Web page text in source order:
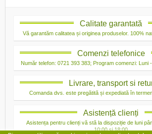
Calitate garantată
Vă garantăm calitatea și originea produselor. 100%
Comenzi telefonice
Număr telefon: 0721 393 383; Program comenzi: Luni
Livrare, transport si
Comanda dvs. este pregătită și expediată în
Asistență clienți
Asistența pentru clienți vă stă la dispoziție de luni
10:00 și 18:00